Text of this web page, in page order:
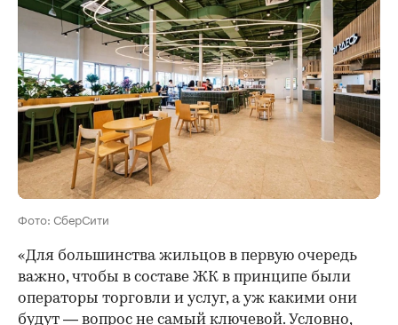
Фото: СберСити
«Для большинства жильцов в первую очередь
важно, чтобы в составе ЖК в принципе были
операторы торговли и услуг, а уж какими они
будут — вопрос не самый ключевой. Условно,